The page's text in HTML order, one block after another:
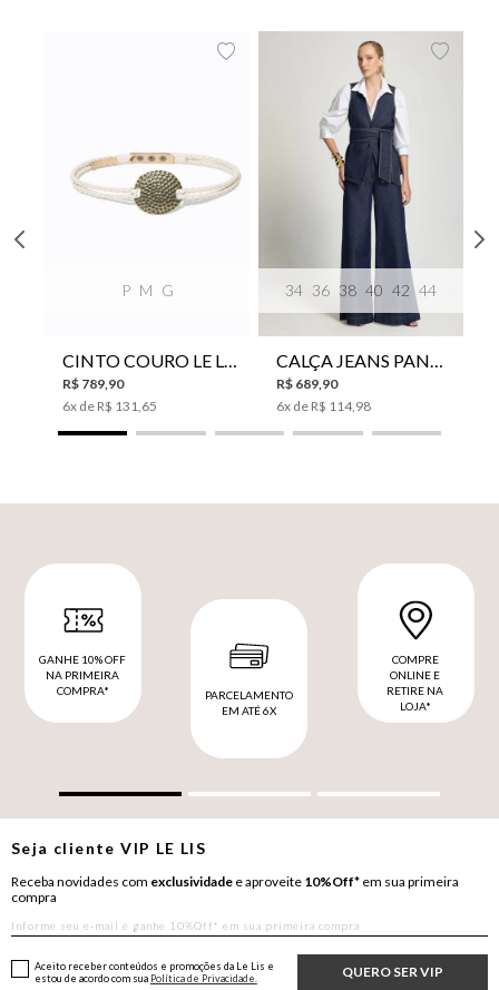
P M G
R$ 789 90
6x de R$ 131 65
34 36 38 40 42 44
R$ 689 90
6x de R$ 114, 98
GANHE 10% OFF
NA PRIMEIRA
COMPRA*
PARCELAMENTO
EM ATÉ 6X
COMPRE
ONLINE E
RETIRE NA
LOJA*
Seja clienteVIP LE LIS
Receba novidades com exclusividade e aproveite 10%Off* em sua primeira
compra
QUERO SER VIP
Aceito receber conteúdos e promoções da Le Lis e
estou de acordo com sua Política de Privacidade.